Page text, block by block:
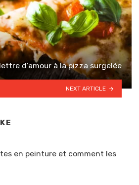
d’amour à la pizza surgelée
NEXT ARTICLE
en peinture et comment les